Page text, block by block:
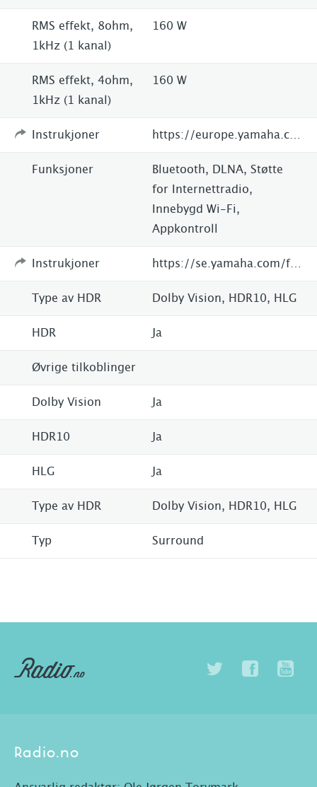
RMS effekt, 8ohm,
1kHz (1 kanal)
160 W
RMS effekt, 4ohm,
1kHz (1 kanal)
160 W
Instrukjoner
Funksjoner
Bluetooth, DLNA, Støtte
for Internettradio,
Innebygd Wi-Fi,
Appkontroll
Instrukjoner
Type av HDR Dolby Vision, HDR10, HLG
HDR Ja
Øvrige tilkoblinger
Dolby Vision Ja
HDR10 Ja
HLG Ja
Type av HDR Dolby Vision, HDR10, HLG
Typ Surround
Radio.no